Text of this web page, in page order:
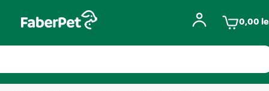
0,00